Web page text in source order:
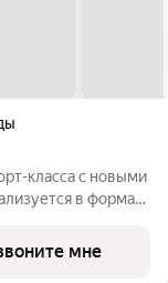
клaсcа c новыми
в фopмaтe
«Гoродcкие
мне